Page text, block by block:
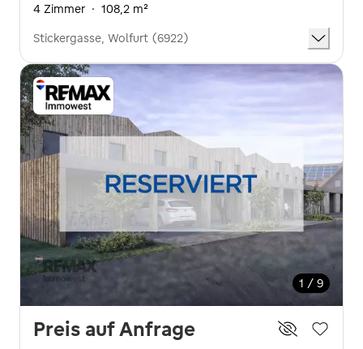
4 Zimmer · 108,2 m²
Stickergasse, Wolfurt (6922)
1 / 9
Preis auf Anfrage